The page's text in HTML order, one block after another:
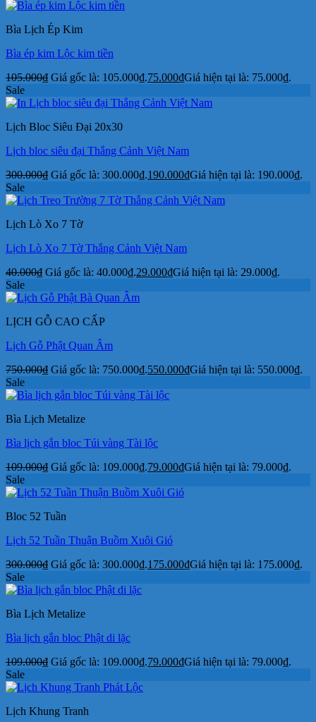
Bìa Lịch Ép Kim
Bìa ép kim Lộc kim tiền
105.000₫ Giá gốc là: 105.000₫.75.000₫Giá hiện tại là: 75.000₫.
Sale
Lịch Bloc Siêu Đại 20x30
Lịch bloc siêu đại Thắng Cảnh Việt Nam
300.000₫ Giá gốc là: 300.000₫.190.000₫Giá hiện tại là: 190.000₫.
Sale
Lịch Lò Xo 7 Tờ
Lịch Lò Xo 7 Tờ Thắng Cảnh Việt Nam
40.000₫ Giá gốc là: 40.000₫.29.000₫Giá hiện tại là: 29.000₫.
Sale
LỊCH GỖ CAO CẤP
Lịch Gỗ Phật Quan Âm
750.000₫ Giá gốc là: 750.000₫.550.000₫Giá hiện tại là: 550.000₫.
Sale
Bìa Lịch Metalize
Bìa lịch gắn bloc Túi vàng Tài lộc
109.000₫ Giá gốc là: 109.000₫.79.000₫Giá hiện tại là: 79.000₫.
Sale
Bloc 52 Tuần
Lịch 52 Tuần Thuận Buồm Xuôi Gió
300.000₫ Giá gốc là: 300.000₫.175.000₫Giá hiện tại là: 175.000₫.
Sale
Bìa Lịch Metalize
Bìa lịch gắn bloc Phật di lặc
109.000₫ Giá gốc là: 109.000₫.79.000₫Giá hiện tại là: 79.000₫.
Sale
Lịch Khung Tranh